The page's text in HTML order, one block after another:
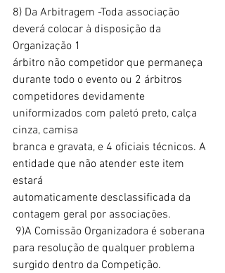
8) Da Arbitragem -Toda associação
deverá colocar à disposição da
Organização 1
árbitro não competidor que permaneça
durante todo o evento ou 2 árbitros
competidores devidamente
uniformizados com paletó preto, calça
cinza, camisa
branca e gravata, e 4 oficiais técnicos. A
entidade que não atender este item
estará
automaticamente desclassificada da
contagem geral por associações.
para resolução de qualquer problema
surgido dentro da Competição.